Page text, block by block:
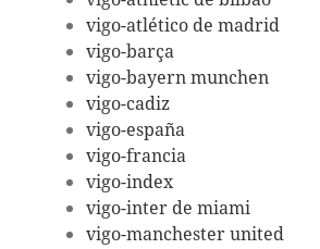
vigo-atlético de madrid
vigo-barça
vigo-bayern munchen
vigo-cadiz
vigo-españa
vigo-francia
vigo-index
vigo-inter de miami
vigo-manchester united